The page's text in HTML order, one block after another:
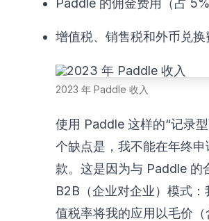
Paddle 的佣金费用（占 5%
增值税、销售税和外币兑换
2023 年 Paddle 收入
使用 Paddle 这样的“记录
个缺点是，我不能在年终申
款。这是因为与 Paddle 的
B2B（企业对企业）模式
值税率将我的应用以毛价